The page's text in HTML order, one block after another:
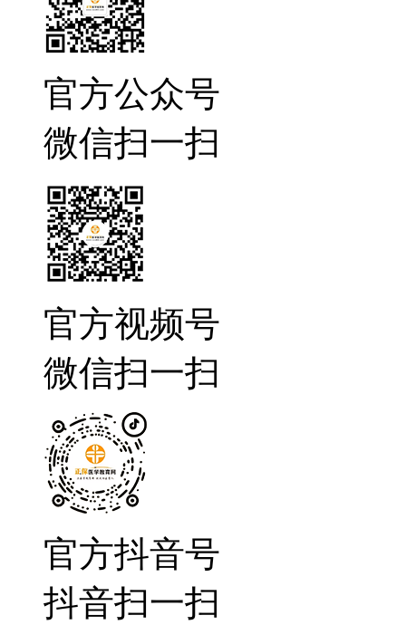
官方公众号
微信扫一扫
官方视频号
微信扫一扫
官方抖音号
抖音扫一扫